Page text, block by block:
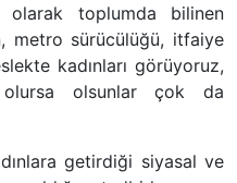
olarak toplumda bilinen
metro sürücülüğü, itfaiye
kadınları görüyoruz,
olursa olsunlar çok da
getirdiği siyasal ve